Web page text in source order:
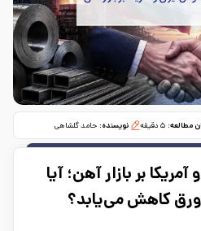
مطالعه:‌ ۵ دقیقه نویسنده: حامد گلشاهی
بر بازار آهن؛ آیا
کاهش می‌یابد؟